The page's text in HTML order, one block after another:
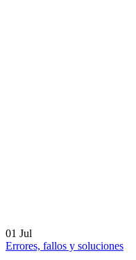
01 Jul
Errores, fallos y soluciones